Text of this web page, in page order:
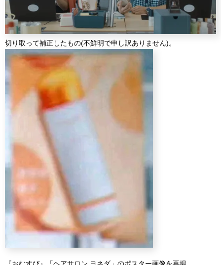
切り取って補正したもの(不鮮明で申し訳ありません)。